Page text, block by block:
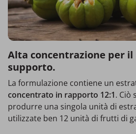
Alta concentrazione per il
supporto.
La formulazione contiene un
concentrato in rapporto 12:1. Ciò
produrre una singola unità di
utilizzate ben 12 unità di frutti di